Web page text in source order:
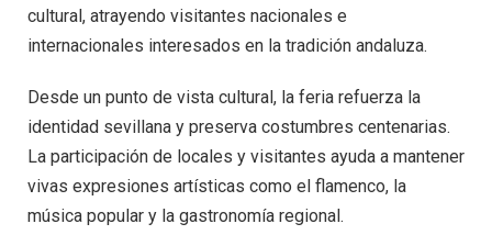
cultural, atrayendo visitantes nacionales e
internacionales interesados en la tradición andaluza.
Desde un punto de vista cultural, la feria refuerza la
identidad sevillana y preserva costumbres centenarias.
La participación de locales y visitantes ayuda a mantener
vivas expresiones artísticas como el flamenco, la
música popular y la gastronomía regional.